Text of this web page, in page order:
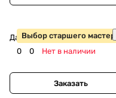
Выбор старшего мастера
Да Цзинь Чжэнь Дянь Хун
0
0 Нет в наличии
Заказать